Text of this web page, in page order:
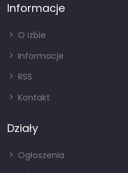
Informacje
O izbie
Informacje
RSS
Kontakt
Działy
Ogłoszenia